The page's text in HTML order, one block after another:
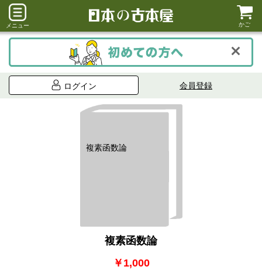
メニュー かご
ログイン 会員登録
複素函数論
複素函数論
￥1,000